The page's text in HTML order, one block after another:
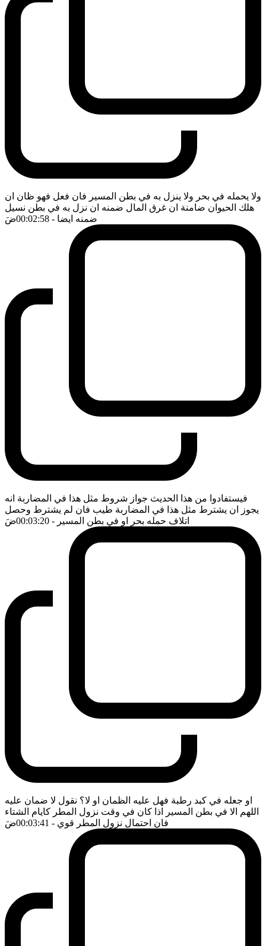
ولا يحمله في بحر ولا ينزل به في بطن المسير فان فعل فهو ظان ان
هلك الحيوان ضامنة ان غرق المال ضمنه ان نزل به في بطن نسيل
ضمنه ايضا - 00:02:58 ضَ
فيستفادوا من هذا الحديث جواز شروط مثل هذا في المضاربة انه
يجوز ان يشترط مثل هذا في المضاربة طيب فان لم يشترط وحصل
اتلاف حمله بحر او في بطن المسير - 00:03:20 ضَ
او جعله في كبد رطبة فهل عليه الظمان او لا؟ نقول لا ضمان عليه
اللهم الا في بطن المسير اذا كان في وقت نزول المطر كايام الشتاء
فان احتمال نزول المطر قوي - 00:03:41 ضَ